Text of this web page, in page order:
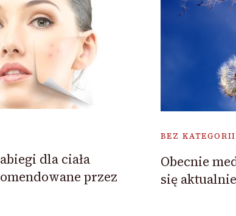
dla ciała
przez
BEZ KATEGORII
Obecnie
się